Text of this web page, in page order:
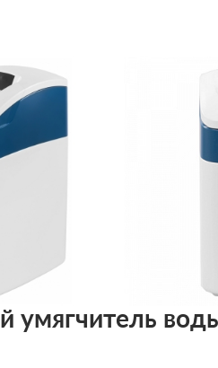
умягчитель